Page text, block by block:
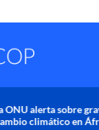
sobre graves
en África